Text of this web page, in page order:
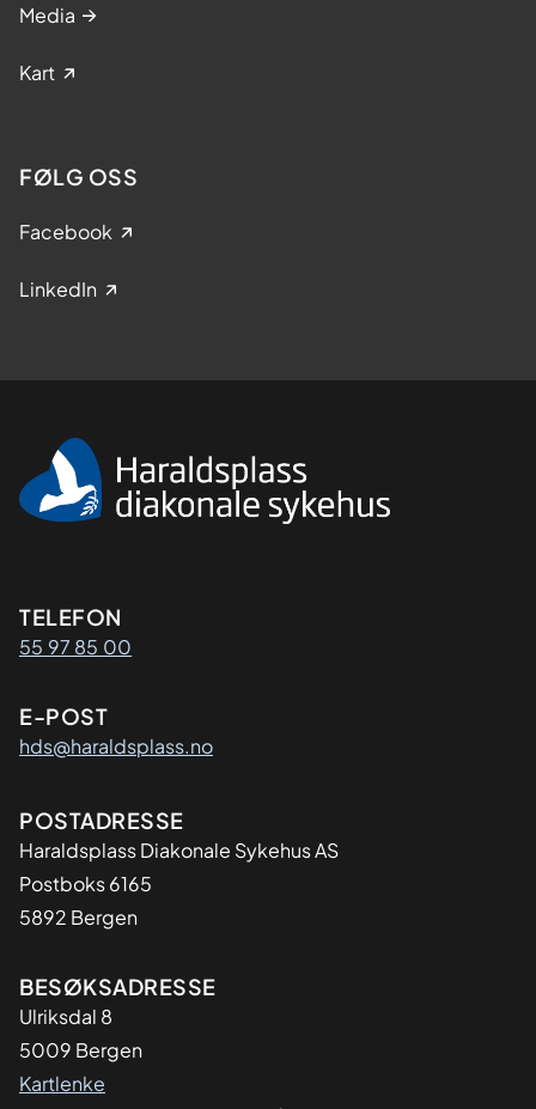
Media
Kart
FØLG OSS
Facebook
LinkedIn
Kontaktinformasjon
TELEFON
55 97 85 00
E-POST
hds@haraldsplass.no
Adresse
POSTADRESSE
Haraldsplass Diakonale Sykehus AS
Postboks 6165
5892 Bergen
BESØKSADRESSE
Ulriksdal 8
5009 Bergen
Kartlenke